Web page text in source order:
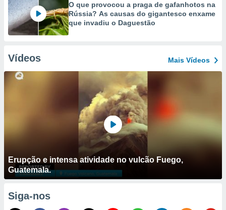
O que provocou a praga de gafanhotos na
Rússia? As causas do gigantesco enxame
que invadiu o Daguestão
Vídeos Mais Vídeos
Erupção e intensa atividade no vulcão Fuego,
Guatemala.
Siga-nos